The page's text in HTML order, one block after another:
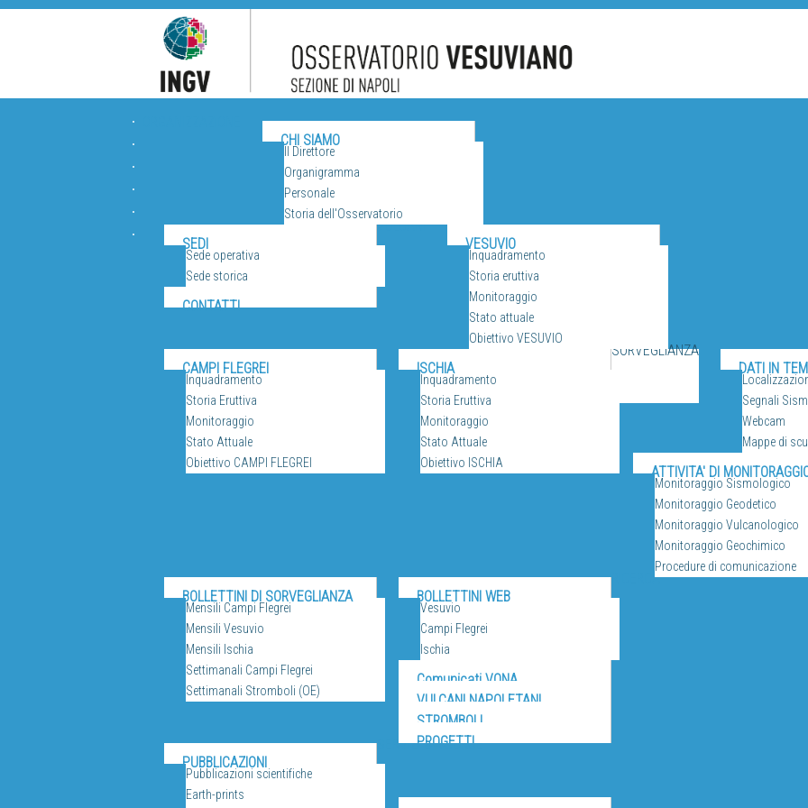
CHI SIAMO
Il Direttore
Organigramma
Personale
Storia dell'Osservatorio
SEDI
Sede operativa
Sede storica
CONTATTI
VULCANI
VESUVIO
Inquadramento
Storia eruttiva
Monitoraggio
Stato attuale
Obiettivo VESUVIO
CAMPI FLEGREI
Inquadramento
Storia Eruttiva
Monitoraggio
Stato Attuale
Obiettivo CAMPI FLEGREI
ISCHIA
Inquadramento
Storia Eruttiva
Monitoraggio
Stato Attuale
Obiettivo ISCHIA
SORVEGLIANZA
DATI IN
Segnali
Webcam
Mappe di
ATTIVITA' DI
Monitoraggio Sismologico
Monitoraggio Geodetico
Monitoraggio Vulcanologico
Monitoraggio Geochimico
Procedure di comunicazione
BOLLETTINI DI SORVEGLIANZA
Mensili Campi Flegrei
Mensili Vesuvio
Mensili Ischia
Settimanali Campi Flegrei
Settimanali Stromboli (OE)
BOLLETTINI WEB
Vesuvio
Campi Flegrei
Ischia
Comunicati VONA
RICERCA
VULCANI NAPOLETANI
STROMBOLI
PROGETTI
PUBBLICAZIONI
Pubblicazioni scientifiche
Earth-prints
SERVIZI E RISORSE